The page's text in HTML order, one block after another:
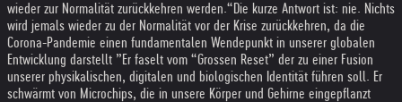
wieder zur Normalität zurückkehren werden.“Die kurze Antwort ist: nie. Nichts
wird jemals wieder zu der Normalität vor der Krise zurückkehren, da die
Corona-Pandemie einen fundamentalen Wendepunkt in unserer globalen
Entwicklung darstellt ”Er faselt vom “Grossen Reset” der zu einer Fusion
unserer physikalischen, digitalen und biologischen Identität führen soll. Er
schwärmt von Microchips, die in unsere Körper und Gehirne eingepflanzt